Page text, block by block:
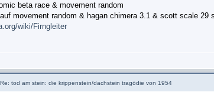
beta race & movement random
movement random & hagan chimera 3.1 & scott scale 29
wiki/Firngleiter
Re: tod am stein: die krippenstein/dachstein tragödie von 1954